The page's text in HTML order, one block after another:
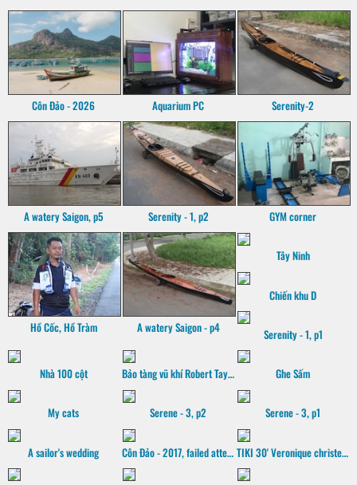
Côn Đảo - 2026 Aquarium PC Serenity-2
A watery Saigon, p5 Serenity - 1, p2 GYM corner
Hồ Cốc, Hồ Tràm A watery Saigon - p4
Tây Ninh
Chiến khu D
Serenity - 1, p1
Nhà 100 cột Bảo tàng vũ khí Robert Taylor Ghe Sấm
My cats Serene - 3, p2 Serene - 3, p1
A sailor's wedding Côn Đảo - 2017, failed attempt TIKI 30' Veronique christening